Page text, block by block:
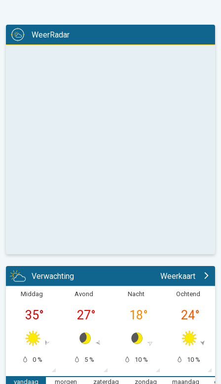
WeerRadar
Verwachting Weerkaart
Middag
35°
0 %
Avond
27°
5 %
Nacht
18°
10 %
Ochtend
24°
10 %
vandaag
morgen
zaterdag
zondag
maandag